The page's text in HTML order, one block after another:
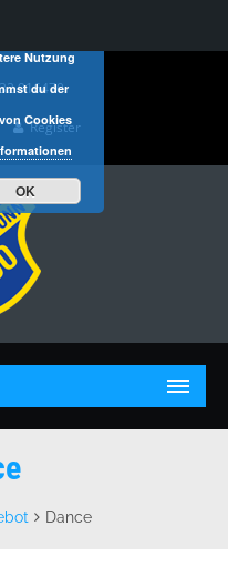
916470
Register
Dance
Nutzung
du der
Cookies
OK